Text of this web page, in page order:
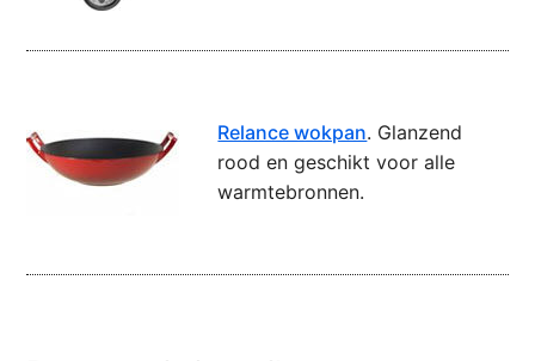
Relance wokpan. Glanzend
rood en geschikt voor alle
warmtebronnen.